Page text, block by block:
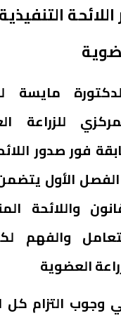
مايسة
للزراعة
فور صدور
الفصل الأول
واللائحة
والفهم
العضوية
وجوب التزام كل